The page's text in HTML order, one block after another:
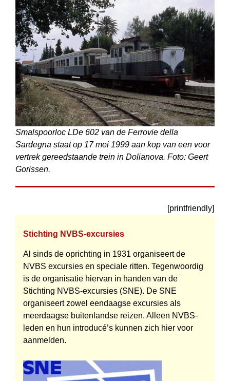
Smalspoorloc LDe 602 van de Ferrovie della
Sardegna staat op 17 mei 1999 aan kop van een voor
vertrek gereedstaande trein in Dolianova. Foto: Geert
Gorissen.
[printfriendly]
Stichting NVBS-excursies
Al sinds de oprichting in 1931 organiseert de
NVBS excursies en speciale ritten. Tegenwoordig
is de organisatie hiervan in handen van de
Stichting NVBS-excursies (SNE). De SNE
organiseert zowel eendaagse excursies als
meerdaagse buiten­landse reizen. Alleen NVBS-
leden en hun introducé’s kunnen zich hier voor
aanmelden.